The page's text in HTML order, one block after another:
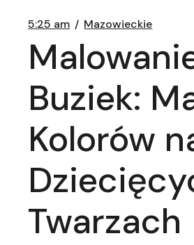
5:25 am Mazowieckie
Buziek:
Kolorów
Twarzach